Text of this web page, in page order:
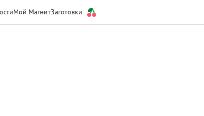
Мой МагнитЗаготовки